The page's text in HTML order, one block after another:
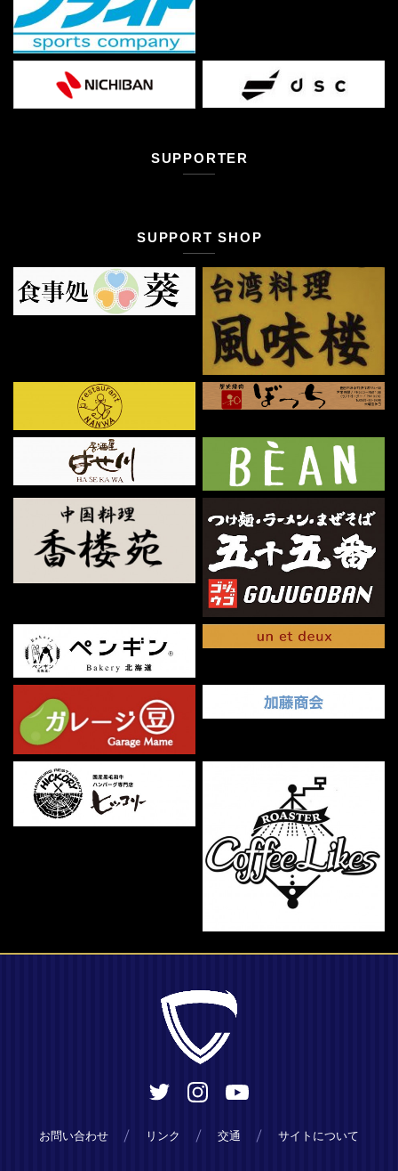
SUPPORTER
SUPPORT SHOP
お問い合わせ リンク 交通 サイトについて